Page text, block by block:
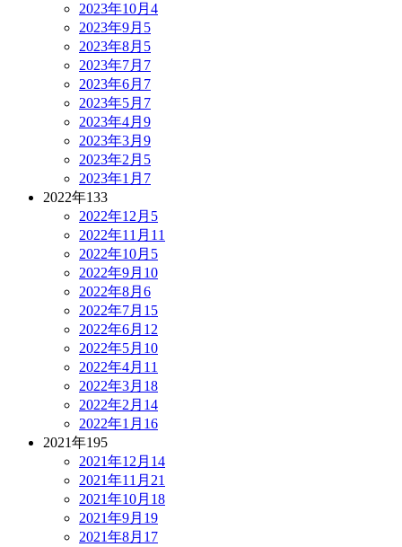
2023年10月 4
2023年9月 5
2023年8月 5
2023年7月 7
2023年6月 7
2023年5月 7
2023年4月 9
2023年3月 9
2023年2月 5
2023年1月 7
2022年133
2022年12月 5
2022年11月 11
2022年10月 5
2022年9月 10
2022年8月 6
2022年7月 15
2022年6月 12
2022年5月 10
2022年4月 11
2022年3月 18
2022年2月 14
2022年1月 16
2021年195
2021年12月 14
2021年11月 21
2021年10月 18
2021年9月 19
2021年8月 17